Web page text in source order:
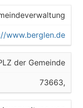
www.berglen.de
der Gemeinde
73663,